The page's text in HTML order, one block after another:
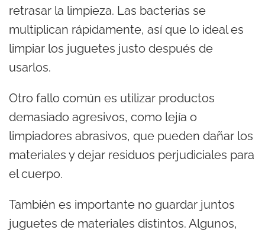
retrasar la limpieza. Las bacterias se
multiplican rápidamente, así que lo ideal es
limpiar los juguetes justo después de
usarlos.
Otro fallo común es utilizar productos
demasiado agresivos, como lejía o
limpiadores abrasivos, que pueden dañar los
materiales y dejar residuos perjudiciales para
el cuerpo.
También es importante no guardar juntos
juguetes de materiales distintos. Algunos,